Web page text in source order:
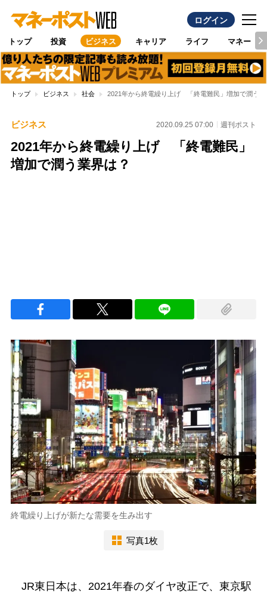
ログイン
トップ 投資 ビジネス キャリア ライフ マネー
トップ ビジネス 社会 2021年から終電繰り上げ 「終電難民」増加で潤う業
ビジネス 2020.09.25 07:00 週刊ポスト
2021年から終電繰り上げ 「終電難民」
増加で潤う業界は？
終電繰り上げが新たな需要を生み出す
写真1枚
JR東日本は、2021年春のダイヤ改正で、東京駅